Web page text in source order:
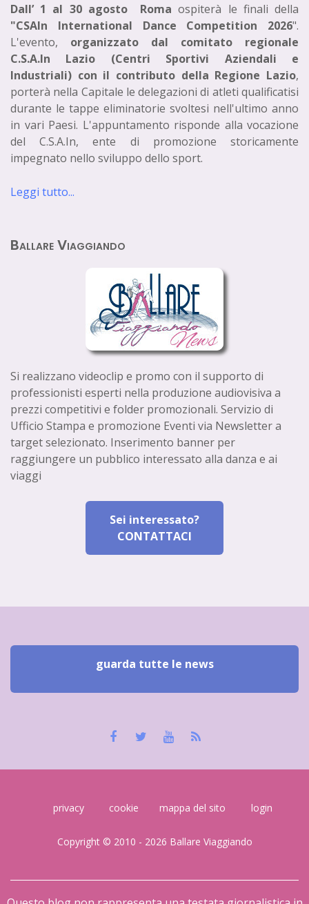
Dall’ 1 al 30 agosto Roma ospiterà le finali della
"CSAIn International Dance Competition 2026".
L'evento, organizzato dal comitato regionale
C.S.A.In Lazio (Centri Sportivi Aziendali e
Industriali) con il contributo della Regione Lazio,
porterà nella Capitale le delegazioni di atleti qualificatisi
durante le tappe eliminatorie svoltesi nell'ultimo anno
in vari Paesi. L'appuntamento risponde alla vocazione
del C.S.A.In, ente di promozione storicamente
impegnato nello sviluppo dello sport.
Leggi tutto...
Ballare Viaggiando
Si realizzano videoclip e promo con il supporto di
professionisti esperti nella produzione audiovisiva a
prezzi competitivi e folder promozionali. Servizio di
Ufficio Stampa e promozione Eventi via Newsletter a
target selezionato. Inserimento banner per
raggiungere un pubblico interessato alla danza e ai
viaggi
Sei interessato?
CONTATTACI
guarda tutte le news
privacy cookie mappa del sito login
Copyright © 2010 - 2026 Ballare Viaggiando